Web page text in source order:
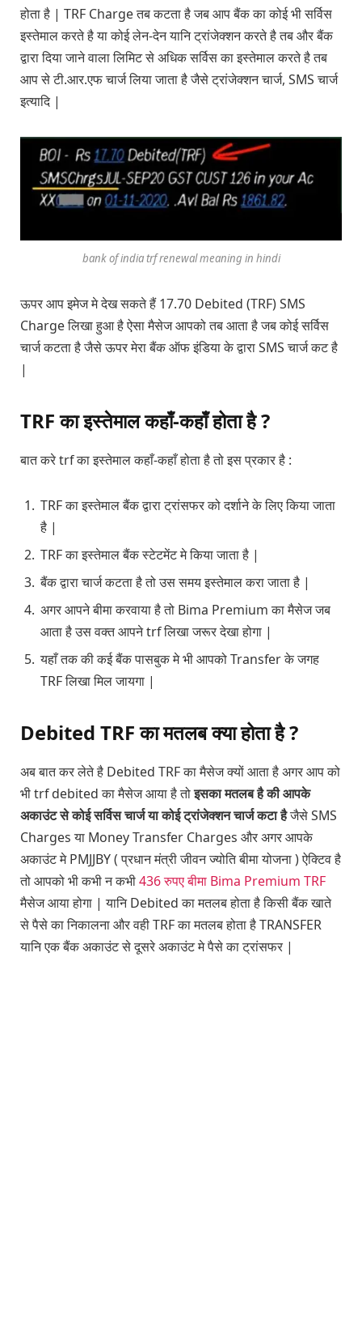
होता है | TRF Charge तब कटता है जब आप बैंक का कोई भी सर्विस
इस्तेमाल करते है या कोई लेन-देन यानि ट्रांजेक्शन करते है तब और बैंक
द्वारा दिया जाने वाला लिमिट से अधिक सर्विस का इस्तेमाल करते है तब
आप से टी.आर.एफ चार्ज लिया जाता है जैसे ट्रांजेक्शन चार्ज, SMS चार्ज
इत्यादि |
bank of india trf renewal meaning in hindi
ऊपर आप इमेज मे देख सकते हैं 17.70 Debited (TRF) SMS
Charge लिखा हुआ है ऐसा मैसेज आपको तब आता है जब कोई सर्विस
चार्ज कटता है जैसे ऊपर मेरा बैंक ऑफ इंडिया के द्वारा SMS चार्ज कट है
|
TRF का इस्तेमाल कहाँ-कहाँहोता है ?
बात करे trf का इस्तेमाल कहाँ-कहाँ होता है तो इस प्रकार है :
TRF का इस्तेमाल बैंक द्वारा ट्रांसफर को दर्शाने के लिए किया जाता
है |
TRF का इस्तेमाल बैंक स्टेटमेंट मे किया जाता है |
बैंक द्वारा चार्ज कटता है तो उस समय इस्तेमाल करा जाता है |
अगर आपने बीमा करवाया है तो Bima Premium का मैसेज जब
आता है उस वक्त आपने trf लिखा जरूर देखा होगा |
यहाँ तक की कई बैंक पासबुक मे भी आपको Transfer के जगह
TRF लिखा मिल जायगा |
Debited TRF का मतलब क्या होता है ?
अब बात कर लेते है Debited TRF का मैसेज क्यों आता है अगर आप को
भी trf debited का मैसेज आया है तोइसका मतलब है की आपके
अकाउंट से कोई सर्विस चार्ज या कोई ट्रांजेक्शन चार्ज कटा हैजैसे SMS
Charges या Money Transfer Charges और अगर आपके
अकाउंट मे PMJJBY ( प्रधान मंत्री जीवन ज्योति बीमा योजना ) ऐक्टिव है
तो आपको भी कभी न कभी436 रुपए बीमा Bima Premium TRF
मैसेज आया होगा | यानि Debited का मतलब होता है किसी बैंक खाते
से पैसे का निकालना और वही TRF का मतलब होता है TRANSFER
यानि एक बैंक अकाउंट से दूसरे अकाउंट मे पैसे का ट्रांसफर |